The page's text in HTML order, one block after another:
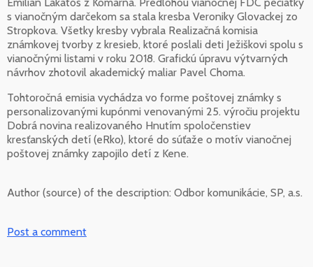
s vianočným darčekom sa stala kresba Veroniky Glovackej zo
Stropkova. Všetky kresby vybrala Realizačná komisia
známkovej tvorby z kresieb, ktoré poslali deti Ježiškovi spolu s
vianočnými listami v roku 2018. Grafickú úpravu výtvarných
návrhov zhotovil akademický maliar Pavel Choma.
Tohtoročná emisia vychádza vo forme poštovej známky s
personalizovanými kupónmi venovanými 25. výročiu projektu
Dobrá novina realizovaného Hnutím spoločenstiev
kresťanských detí (eRko), ktoré do súťaže o motív vianočnej
poštovej známky zapojilo detí z Kene.
Author (source) of the description: Odbor komunikácie, SP, a.s.
Post a comment